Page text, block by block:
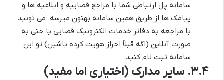
سامانه پل ارتباطی شما با مراجع قضاییه و ابلاغیه ها و
پیامک ها از طریق همین سامانه بهتون میرسه. می تونید
با مراجعه به دفاتر خدمات الکترونیک قضایی یا حتی به
صورت آنلاین (اگه قبلاً احراز هویت کرده باشین) تو این
سامانه ثبت نام کنید.
۳.۴. سایر مدارک (اختیاری اما مفید)